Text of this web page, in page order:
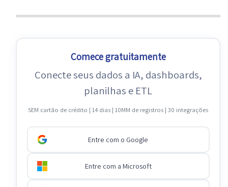
Comece gratuitamente
Conecte seus dados a IA, dashboards,
planilhas e ETL
SEM cartão de crédito | 14 dias | 10MM de registros | 30 integrações
Entre com o Google
Entre com a Microsoft